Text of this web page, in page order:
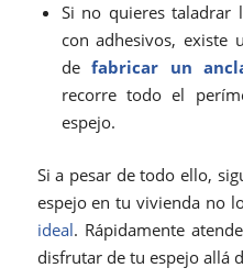
Si no quieres taladrar
con adhesivos, existe
defabricar un
recorre todo el
espejo.
Si a pesar de todo ello,
espejo en tu vivienda no
ideal. Rápidamente
disfrutar de tu espejo allá